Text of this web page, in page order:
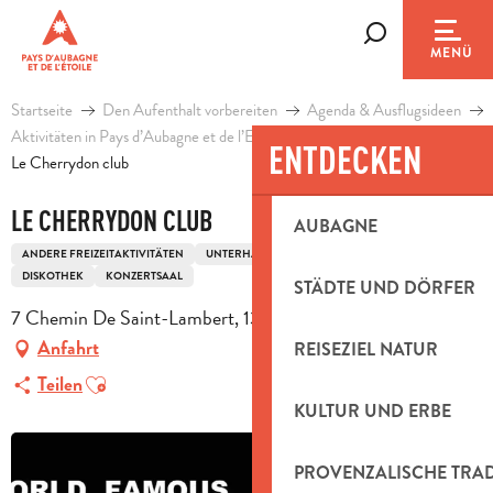
contenu
principal
MENÜ
ENTDECKEN
AUBAGNE
STÄDTE UND DÖRFER
REISEZIEL NATUR
KULTUR UND ERBE
PROVENZALISCHE
Startseite Den Aufenthalt vorbereiten
Agenda & Ausflugsideen
Aktivitäten in Pays d’Aubagne et de l’Etoile
Le Cherrydon club
LE CHERRYDON CLUB
ANDERE FREIZEITAKTIVITÄTEN UNTERHALTUNG
DISKOTHEK
KONZERTSAAL
7 Chemin De Saint-Lambert, 13713 La Penne-sur-Huveaune
Anfahrt
TeilenAjouter aux favoris